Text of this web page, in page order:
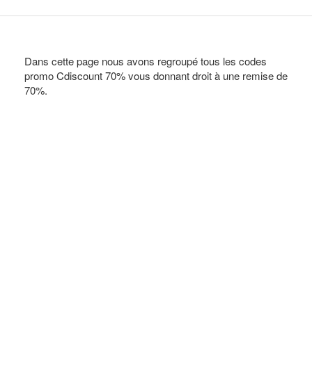
Dans cette page nous avons regroupé tous les codes
promo Cdiscount 70% vous donnant droit à une remise de
70%.